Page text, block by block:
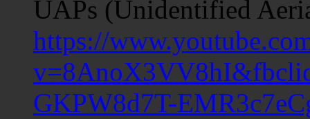
UAPs (Unidentified
https://
GKPW8d7T-